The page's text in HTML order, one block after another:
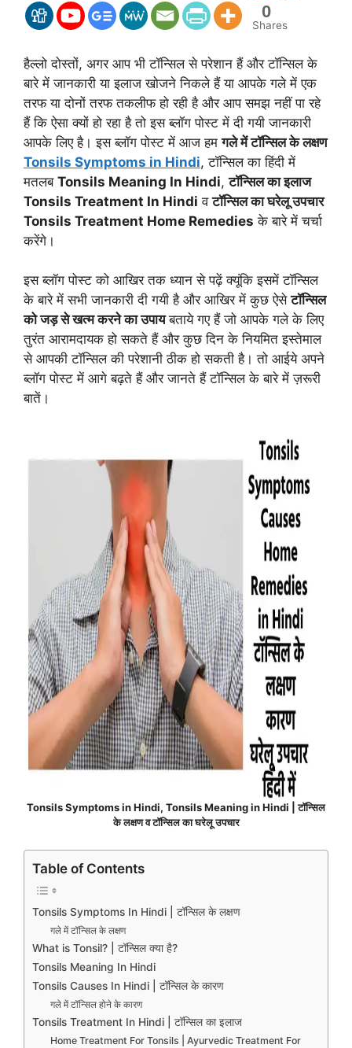
0
Shares
हैल्लो दोस्तों, अगर आप भी टॉन्सिल से परेशान हैं और टॉन्सिल के
बारे में जानकारी या इलाज खोजने निकले हैं या आपके गले में एक
तरफ या दोनों तरफ तकलीफ हो रही है और आप समझ नहीं पा रहे
हैं कि ऐसा क्यों हो रहा है तो इस ब्लॉग पोस्ट में दी गयी जानकारी
आपके लिए है। इस ब्लॉग पोस्ट में आज हमगले में टॉन्सिल के लक्षण
Tonsils Symptoms in Hindi, टॉन्सिल का हिंदी में
मतलब Tonsils Meaning In Hindi,टॉन्सिल का इलाज
Tonsils Treatment In Hindi वटॉन्सिल का घरेलू उपचार
Tonsils Treatment Home Remedies के बारे में चर्चा
करेंगे।
इस ब्लॉग पोस्ट को आखिर तक ध्यान से पढ़ें क्यूंकि इसमें टॉन्सिल
के बारे में सभी जानकारी दी गयी है और आखिर में कुछ ऐसेटॉन्सिल
को जड़ से खत्म करने का उपायबताये गए हैं जो आपके गले के लिए
तुरंत आरामदायक हो सकते हैं और कुछ दिन के नियमित इस्तेमाल
से आपकी टॉन्सिल की परेशानी ठीक हो सकती है। तो आईये अपने
ब्लॉग पोस्ट में आगे बढ़ते हैं और जानते हैं टॉन्सिल के बारे में ज़रूरी
बातें।
Tonsils Symptoms in Hindi, Tonsils Meaning in Hindi | टॉन्सिल
के लक्षण व टॉन्सिल का घरेलू उपचार
Table of Contents
Tonsils Symptoms In Hindi | टॉन्सिल के लक्षण
गले में टॉन्सिल के लक्षण
What is Tonsil? | टॉन्सिल क्या है?
Tonsils Meaning In Hindi
Tonsils Causes In Hindi | टॉन्सिल के कारण
गले में टॉन्सिल होने के कारण
Tonsils Treatment In Hindi | टॉन्सिल का इलाज
Home Treatment For Tonsils | Ayurvedic Treatment For